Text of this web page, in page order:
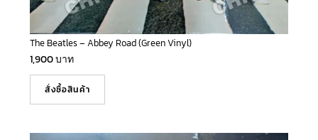
The Beatles – Abbey Road (Green Vinyl)
1,900บาท
สั่งซื้อสินค้า